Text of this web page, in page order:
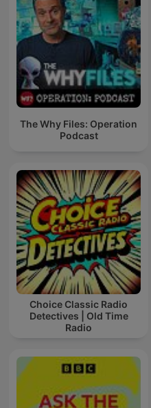
The Why Files: Operation
Podcast
Choice Classic Radio
Detectives | Old Time
Radio